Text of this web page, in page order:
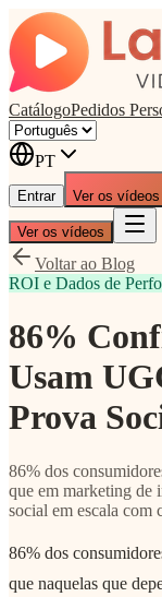
CatálogoPedidos
PT
Entrar Ver os vídeos
Ver os vídeos
Voltar ao Blog
ROI e Dados de
86%
Usam
Prova
86% dos
que em marketing de
social em escala com
86% dos
que naquelas que